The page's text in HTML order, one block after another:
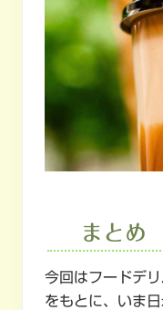
まとめ
今回はフードデ
をもとに、いま